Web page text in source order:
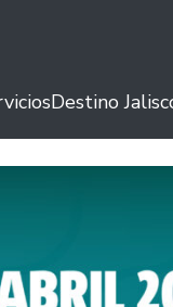
Destino